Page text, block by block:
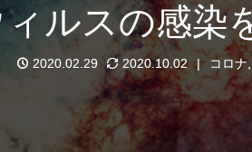
ルスの感染
2020.02.29 2020.10.02 コロナ